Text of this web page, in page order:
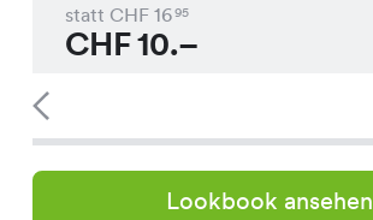
statt CHF 1695
CHF10.–
Lookbook ansehen